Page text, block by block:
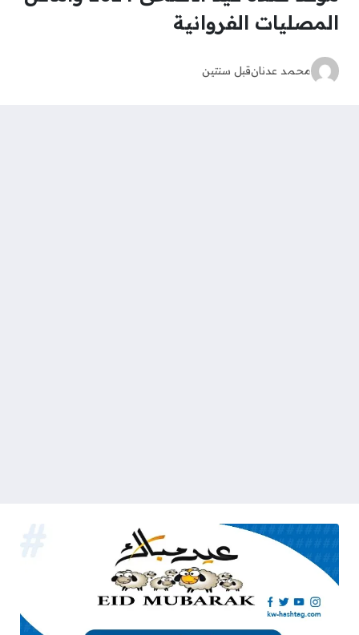
المصليات الفروانية
محمد عدنانقبل سنتين